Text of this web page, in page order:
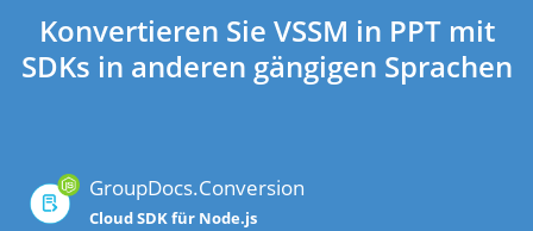
Konvertieren Sie VSSM in PPT mit
SDKs in anderen gängigen Sprachen
GroupDocs.Conversion
Cloud SDK für Node.js